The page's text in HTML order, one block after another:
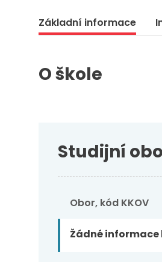
Základní informace
O škole
Studijní
Obor, kód KKOV
Žádné informace